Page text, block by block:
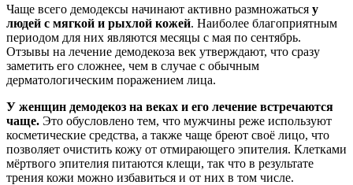
Чаще всего демодексы начинают активно размножаться у
людей с мягкой и рыхлой кожей. Наиболее благоприятным
периодом для них являются месяцы с мая по сентябрь.
Отзывы на лечение демодекоза век утверждают, что сразу
заметить его сложнее, чем в случае с обычным
дерматологическим поражением лица.
У женщин демодекоз на веках и его лечение встречаются
чаще. Это обусловлено тем, что мужчины реже используют
косметические средства, а также чаще бреют своё лицо, что
позволяет очистить кожу от отмирающего эпителия. Клетками
мёртвого эпителия питаются клещи, так что в результате
трения кожи можно избавиться и от них в том числе.